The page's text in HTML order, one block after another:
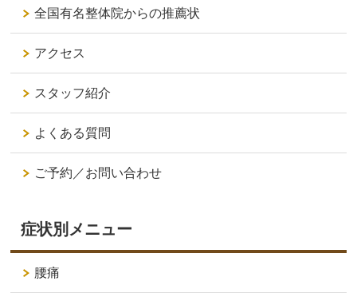
全国有名整体院からの推薦状
アクセス
スタッフ紹介
よくある質問
ご予約／お問い合わせ
症状別メニュー
腰痛